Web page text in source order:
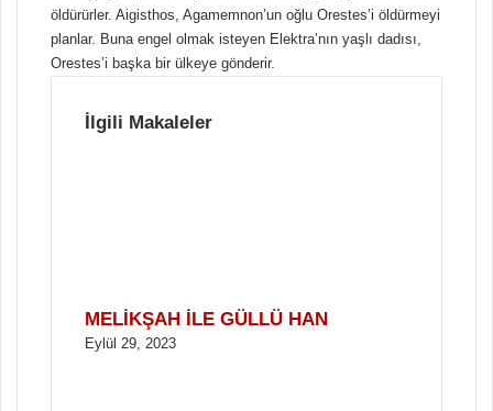
öldürürler. Aigisthos, Agamemnon’un oğlu Orestes’i öldürmeyi
planlar. Buna engel olmak isteyen Elektra’nın yaşlı dadısı,
Orestes’i başka bir ülkeye gönderir.
İlgili Makaleler
MELİKŞAH İLE GÜLLÜ HAN
Eylül 29, 2023